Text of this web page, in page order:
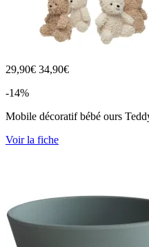
29,90€ 34,90€
-14%
Mobile décoratif bébé ours
Voir la fiche